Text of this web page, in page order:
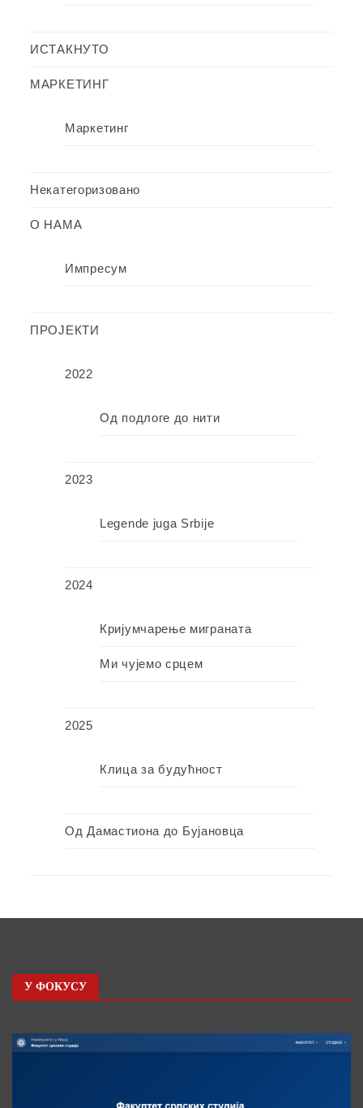
ИСТАКНУТО
МАРКЕТИНГ
Маркетинг
Некатегоризовано
О НАМА
Импресум
ПРОЈЕКТИ
2022
Од подлоге до нити
2023
Legende juga Srbije
2024
Кријумчарење миграната
Ми чујемо срцем
2025
Клица за будућност
Од Дамастиона до Бујановца
У ФОКУСУ